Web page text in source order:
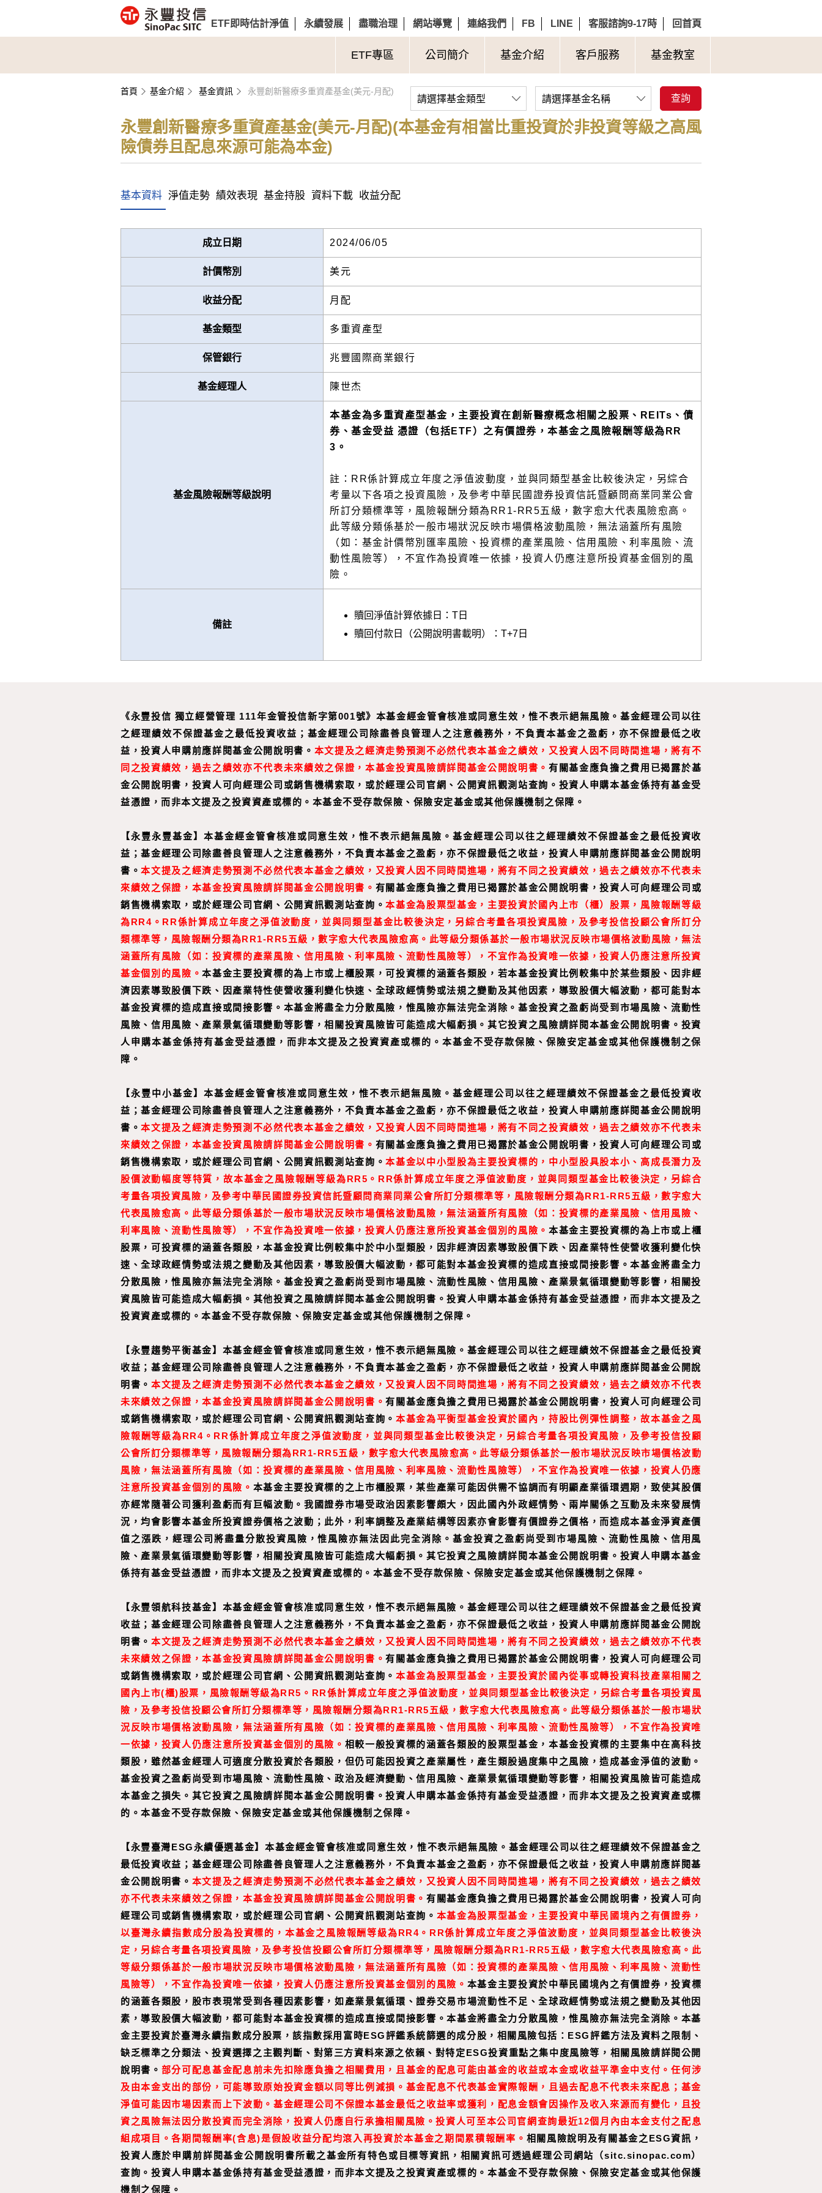
ETF即時估計淨值 永續發展 盡職治理 網站導覽 連絡我們 FB LINE 客服諮詢9-17時 回首頁
ETF專區 公司簡介 基金介紹 客戶服務 基金教室
首頁 基金介紹 基金資訊 永豐創新醫療多重資產基金(美元-月配)
永豐創新醫療多重資產基金(美元-月配)(本基金有相當比重投資於非投資等級之高風
險債券且配息來源可能為本金)
請選擇基金類型 請選擇基金名稱 查詢
基本資料 淨值走勢 績效表現 基金持股 資料下載 收益分配
成立日期 2024/06/05
計價幣別 美元
收益分配 月配
基金類型 多重資產型
保管銀行 兆豐國際商業銀行
基金經理人 陳世杰
基金風險報酬等級說明
本基金為多重資產型基金，主要投資在創新醫療概念相關之股票、REITs、債
券、基金受益 憑證（包括ETF）之有價證券，本基金之風險報酬等級為RR
3。
註：RR係計算成立年度之淨值波動度，並與同類型基金比較後決定，另綜合
考量以下各項之投資風險，及參考中華民國證券投資信託暨顧問商業同業公會
所訂分類標準等，風險報酬分類為RR1-RR5五級，數字愈大代表風險愈高。
此等級分類係基於一般市場狀況反映市場價格波動風險，無法涵蓋所有風險
（如：基金計價幣別匯率風險、投資標的產業風險、信用風險、利率風險、流
動性風險等），不宜作為投資唯一依據，投資人仍應注意所投資基金個別的風
險。
備註
贖回淨值計算依據日：T日
贖回付款日（公開說明書載明）：T+7日
《永豐投信 獨立經營管理 111年金管投信新字第001號》本基金經金管會核准或同意生效，惟不表示絕無風險。基金經理公司以往
之經理績效不保證基金之最低投資收益；基金經理公司除盡善良管理人之注意義務外，不負責本基金之盈虧，亦不保證最低之收
益，投資人申購前應詳閱基金公開說明書。 本文提及之經濟走勢預測不必然代表本基金之績效，又投資人因不同時間進場，將有不
同之投資績效，過去之績效亦不代表未來績效之保證，本基金投資風險請詳閱基金公開說明書。有關基金應負擔之費用已揭露於基
金公開說明書，投資人可向經理公司或銷售機構索取，或於經理公司官網、公開資訊觀測站查詢。投資人申購本基金係持有基金受
益憑證，而非本文提及之投資資產或標的。本基金不受存款保險、保險安定基金或其他保護機制之保障。
【永豐永豐基金】本基金經金管會核准或同意生效，惟不表示絕無風險。基金經理公司以往之經理績效不保證基金之最低投資收
益；基金經理公司除盡善良管理人之注意義務外，不負責本基金之盈虧，亦不保證最低之收益，投資人申購前應詳閱基金公開說明
書。本文提及之經濟走勢預測不必然代表本基金之績效，又投資人因不同時間進場，將有不同之投資績效，過去之績效亦不代表未
來績效之保證，本基金投資風險請詳閱基金公開說明書。 有關基金應負擔之費用已揭露於基金公開說明書，投資人可向經理公司或
銷售機構索取，或於經理公司官網、公開資訊觀測站查詢。本基金為股票型基金，主要投資於國內上市（櫃）股票，風險報酬等級
為RR4。RR係計算成立年度之淨值波動度，並與同類型基金比較後決定，另綜合考量各項投資風險，及參考投信投顧公會所訂分
類標準等，風險報酬分類為RR1-RR5五級，數字愈大代表風險愈高。此等級分類係基於一般市場狀況反映市場價格波動風險，無法
涵蓋所有風險（如：投資標的產業風險、信用風險、利率風險、流動性風險等），不宜作為投資唯一依據，投資人仍應注意所投資
基金個別的風險。本基金主要投資標的為上市或上櫃股票，可投資標的涵蓋各類股，若本基金投資比例較集中於某些類股、因非經
濟因素導致股價下跌、因產業特性使營收獲利變化快速、全球政經情勢或法規之變動及其他因素，導致股價大幅波動，都可能對本
基金投資標的造成直接或間接影響。本基金將盡全力分散風險，惟風險亦無法完全消除。基金投資之盈虧尚受到市場風險、流動性
風險、信用風險、產業景氣循環變動等影響，相關投資風險皆可能造成大幅虧損。其它投資之風險請詳閱本基金公開說明書。投資
人申購本基金係持有基金受益憑證，而非本文提及之投資資產或標的。本基金不受存款保險、保險安定基金或其他保護機制之保
障。
【永豐中小基金】 本基金經金管會核准或同意生效，惟不表示絕無風險。基金經理公司以往之經理績效不保證基金之最低投資收
益；基金經理公司除盡善良管理人之注意義務外，不負責本基金之盈虧，亦不保證最低之收益，投資人申購前應詳閱基金公開說明
書。本文提及之經濟走勢預測不必然代表本基金之績效，又投資人因不同時間進場，將有不同之投資績效，過去之績效亦不代表未
來績效之保證，本基金投資風險請詳閱基金公開說明書。 有關基金應負擔之費用已揭露於基金公開說明書，投資人可向經理公司或
銷售機構索取，或於經理公司官網、公開資訊觀測站查詢。本基金以中小型股為主要投資標的，中小型股具股本小、高成長潛力及
股價波動幅度等特質，故本基金之風險報酬等級為RR5。RR係計算成立年度之淨值波動度，並與同類型基金比較後決定，另綜合
考量各項投資風險，及參考中華民國證券投資信託暨顧問商業同業公會所訂分類標準等，風險報酬分類為RR1-RR5五級，數字愈大
代表風險愈高。此等級分類係基於一般市場狀況反映市場價格波動風險，無法涵蓋所有風險（如：投資標的產業風險、信用風險、
利率風險、流動性風險等），不宜作為投資唯一依據，投資人仍應注意所投資基金個別的風險。本基金主要投資標的為上市或上櫃
股票，可投資標的涵蓋各類股，本基金投資比例較集中於中小型類股，因非經濟因素導致股價下跌、因產業特性使營收獲利變化快
速、全球政經情勢或法規之變動及其他因素，導致股價大幅波動，都可能對本基金投資標的造成直接或間接影響。本基金將盡全力
分散風險，惟風險亦無法完全消除。基金投資之盈虧尚受到市場風險、流動性風險、信用風險、產業景氣循環變動等影響，相關投
資風險皆可能造成大幅虧損。其他投資之風險請詳閱本基金公開說明書。投資人申購本基金係持有基金受益憑證，而非本文提及之
投資資產或標的。本基金不受存款保險、保險安定基金或其他保護機制之保障。
【永豐趨勢平衡基金】 本基金經金管會核准或同意生效，惟不表示絕無風險。基金經理公司以往之經理績效不保證基金之最低投資
收益；基金經理公司除盡善良管理人之注意義務外，不負責本基金之盈虧，亦不保證最低之收益，投資人申購前應詳閱基金公開說
明書。本文提及之經濟走勢預測不必然代表本基金之績效，又投資人因不同時間進場，將有不同之投資績效，過去之績效亦不代表
未來績效之保證，本基金投資風險請詳閱基金公開說明書。有關基金應負擔之費用已揭露於基金公開說明書，投資人可向經理公司
或銷售機構索取，或於經理公司官網、公開資訊觀測站查詢。本基金為平衡型基金投資於國內，持股比例彈性調整，故本基金之風
險報酬等級為RR4。RR係計算成立年度之淨值波動度，並與同類型基金比較後決定，另綜合考量各項投資風險，及參考投信投顧
公會所訂分類標準等，風險報酬分類為RR1-RR5五級，數字愈大代表風險愈高。此等級分類係基於一般市場狀況反映市場價格波動
風險，無法涵蓋所有風險（如：投資標的產業風險、信用風險、利率風險、流動性風險等），不宜作為投資唯一依據，投資人仍應
注意所投資基金個別的風險。 本基金主要投資標的之上市櫃股票，某些產業可能因供需不協調而有明顯產業循環週期，致使其股價
亦經常隨著公司獲利盈虧而有巨幅波動。我國證券市場受政治因素影響頗大，因此國內外政經情勢、兩岸關係之互動及未來發展情
況，均會影響本基金所投資證券價格之波動；此外，利率調整及產業結構等因素亦會影響有價證券之價格，而造成本基金淨資產價
值之漲跌，經理公司將盡量分散投資風險，惟風險亦無法因此完全消除。基金投資之盈虧尚受到市場風險、流動性風險、信用風
險、產業景氣循環變動等影響，相關投資風險皆可能造成大幅虧損。其它投資之風險請詳閱本基金公開說明書。投資人申購本基金
係持有基金受益憑證，而非本文提及之投資資產或標的。本基金不受存款保險、保險安定基金或其他保護機制之保障。
【永豐領航科技基金】 本基金經金管會核准或同意生效，惟不表示絕無風險。基金經理公司以往之經理績效不保證基金之最低投資
收益；基金經理公司除盡善良管理人之注意義務外，不負責本基金之盈虧，亦不保證最低之收益，投資人申購前應詳閱基金公開說
明書。本文提及之經濟走勢預測不必然代表本基金之績效，又投資人因不同時間進場，將有不同之投資績效，過去之績效亦不代表
未來績效之保證，本基金投資風險請詳閱基金公開說明書。有關基金應負擔之費用已揭露於基金公開說明書，投資人可向經理公司
或銷售機構索取，或於經理公司官網、公開資訊觀測站查詢。本基金為股票型基金，主要投資於國內從事或轉投資科技產業相關之
國內上市(櫃)股票，風險報酬等級為RR5。RR係計算成立年度之淨值波動度，並與同類型基金比較後決定，另綜合考量各項投資風
險，及參考投信投顧公會所訂分類標準等，風險報酬分類為RR1-RR5五級，數字愈大代表風險愈高。此等級分類係基於一般市場狀
況反映市場價格波動風險，無法涵蓋所有風險（如：投資標的產業風險、信用風險、利率風險、流動性風險等），不宜作為投資唯
一依據，投資人仍應注意所投資基金個別的風險。 相較一般投資標的涵蓋各類股的股票型基金，本基金投資標的主要集中在高科技
類股，雖然基金經理人可適度分散投資於各類股，但仍可能因投資之產業屬性，產生類股過度集中之風險，造成基金淨值的波動。
基金投資之盈虧尚受到市場風險、流動性風險、政治及經濟變動、信用風險、產業景氣循環變動等影響，相關投資風險皆可能造成
本基金之損失。其它投資之風險請詳閱本基金公開說明書。投資人申購本基金係持有基金受益憑證，而非本文提及之投資資產或標
的。本基金不受存款保險、保險安定基金或其他保護機制之保障。
【永豐臺灣ESG永續優選基金】本基金經金管會核准或同意生效，惟不表示絕無風險。基金經理公司以往之經理績效不保證基金之
最低投資收益；基金經理公司除盡善良管理人之注意義務外，不負責本基金之盈虧，亦不保證最低之收益，投資人申購前應詳閱基
金公開說明書。 本文提及之經濟走勢預測不必然代表本基金之績效，又投資人因不同時間進場，將有不同之投資績效，過去之績效
亦不代表未來績效之保證，本基金投資風險請詳閱基金公開說明書。有關基金應負擔之費用已揭露於基金公開說明書，投資人可向
經理公司或銷售機構索取，或於經理公司官網、公開資訊觀測站查詢。 本基金為股票型基金，主要投資中華民國境內之有價證券，
以臺灣永續指數成分股為投資標的，本基金之風險報酬等級為RR4。RR係計算成立年度之淨值波動度，並與同類型基金比較後決
定，另綜合考量各項投資風險，及參考投信投顧公會所訂分類標準等，風險報酬分類為RR1-RR5五級，數字愈大代表風險愈高。此
等級分類係基於一般市場狀況反映市場價格波動風險，無法涵蓋所有風險（如：投資標的產業風險、信用風險、利率風險、流動性
風險等），不宜作為投資唯一依據，投資人仍應注意所投資基金個別的風險。 本基金主要投資於中華民國境內之有價證券，投資標
的涵蓋各類股，股市表現常受到各種因素影響，如產業景氣循環、證券交易市場流動性不足、全球政經情勢或法規之變動及其他因
素，導致股價大幅波動，都可能對本基金投資標的造成直接或間接影響。本基金將盡全力分散風險，惟風險亦無法完全消除。本基
金主要投資於臺灣永續指數成分股票，該指數採用富時ESG評鑑系統篩選的成分股，相關風險包括：ESG評鑑方法及資料之限制、
缺乏標準之分類法、投資選擇之主觀判斷、對第三方資料來源之依賴、對特定ESG投資重點之集中度風險等，相關風險請詳閱公開
說明書。 部分可配息基金配息前未先扣除應負擔之相關費用，且基金的配息可能由基金的收益或本金或收益平準金中支付。任何涉
及由本金支出的部份，可能導致原始投資金額以同等比例減損。基金配息不代表基金實際報酬，且過去配息不代表未來配息；基金
淨值可能因市場因素而上下波動。基金經理公司不保證本基金最低之收益率或獲利，配息金額會因操作及收入來源而有變化，且投
資之風險無法因分散投資而完全消除，投資人仍應自行承擔相關風險。投資人可至本公司官網 查詢最近12個月內由本金支付之配息
組成項目。各期間報酬率(含息)是假設收益分配均滾入再投資於本基金之期間累積報酬率。 相關風險說明及有關基金之ESG資訊，
投資人應於申購前詳閱基金公開說明書所載之基金所有特色或目標等資訊，相關資訊可透過經理公司網站（sitc.sinopac.com）
查詢。投資人申購本基金係持有基金受益憑證，而非本文提及之投資資產或標的。本基金不受存款保險、保險安定基金或其他保護
機制之保障。